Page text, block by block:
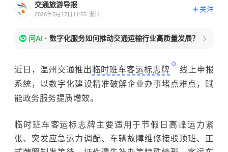
交通旅游导报
2026年5月17日11:55 浙江
关注
问AI · 数字化服务如何推动交通运输行业高质量发展？
近日，温州交通推出临时班车客运标志牌
线上申报
系统，以数字化建设精准破解企业办事堵点难点，赋
能政务服务提质增效。
临时班车客运标志牌主要适用于节假日高峰运力紧
张、突发应急运力调配、车辆故障维修接驳顶班、正